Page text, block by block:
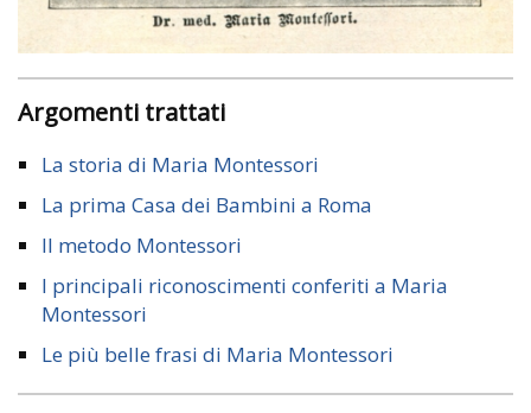
Argomenti trattati
La storia di Maria Montessori
La prima Casa dei Bambini a Roma
Il metodo Montessori
I principali riconoscimenti conferiti a Maria
Montessori
Le più belle frasi di Maria Montessori